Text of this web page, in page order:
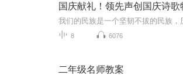
国庆献礼！领先声创国庆诗歌
8 6076
二年级名师教案